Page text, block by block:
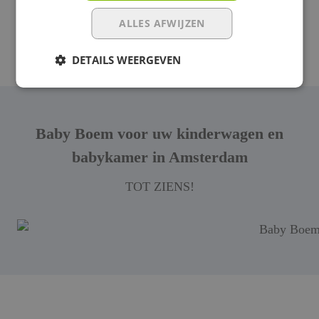
uitproberen. Want zo’n testrit met een kinderwagen
kan heel verhelderend zijn.
Baby Boem voor uw kinderwagen en
babykamer in Amsterdam
TOT ZIENS!
ALLES AFWIJZEN
DETAILS WEERGEVEN